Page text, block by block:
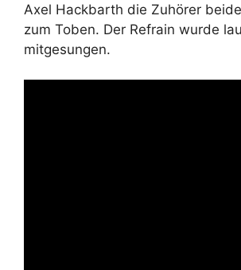
Axel Hackbarth die Zuhörer
zum Toben. Der Refrain wurde
mitgesungen.